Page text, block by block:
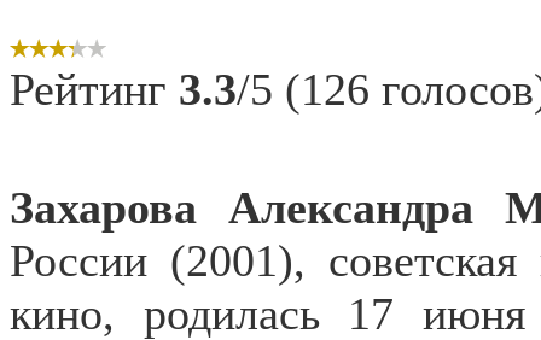
Рейтинг 3.3/5 (126
Захарова Александра
России (2001),
кино, родилась 17